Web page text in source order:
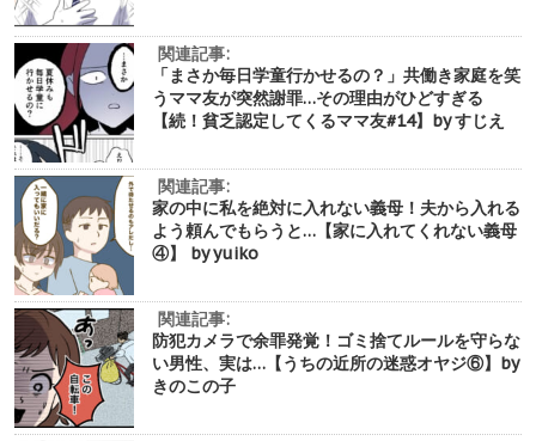
関連記事:
「まさか毎日学童行かせるの？」共働き家庭を笑
うママ友が突然謝罪…その理由がひどすぎる
【続！貧乏認定してくるママ友#14】by すじえ
関連記事:
家の中に私を絶対に入れない義母！夫から入れる
よう頼んでもらうと…【家に入れてくれない義母
④】 by yuiko
関連記事:
防犯カメラで余罪発覚！ゴミ捨てルールを守らな
い男性、実は…【うちの近所の迷惑オヤジ⑥】by
きのこの子